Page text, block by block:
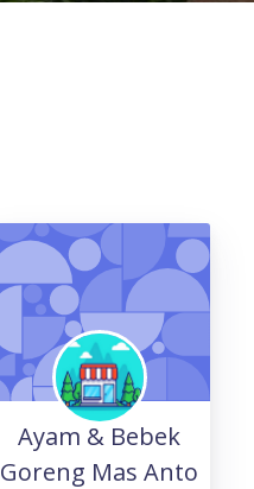
Ayam & Bebek
Goreng Mas Anto